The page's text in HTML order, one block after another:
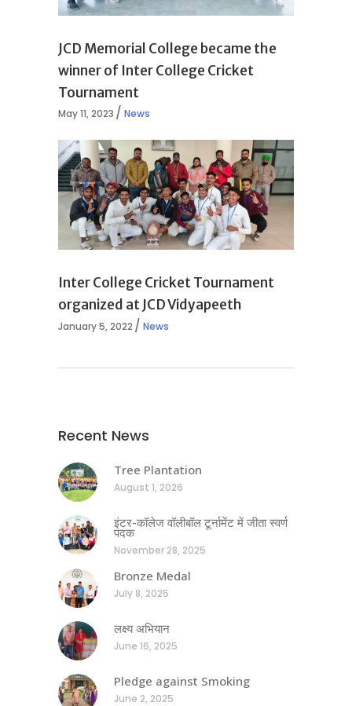
JCD Memorial College became the
winner of Inter College Cricket
Tournament
May 11, 2023 News
Inter College Cricket Tournament
organized at JCD Vidyapeeth
January 5, 2022 News
Recent News
Tree Plantation
August 1, 2026
इंटर-कॉलेज वॉलीबॉल टूर्नामेंट में जीता स्वर्ण
पदक
November 28, 2025
Bronze Medal
July 8, 2025
लक्ष्य अभियान
June 16, 2025
Pledge against Smoking
June 2, 2025